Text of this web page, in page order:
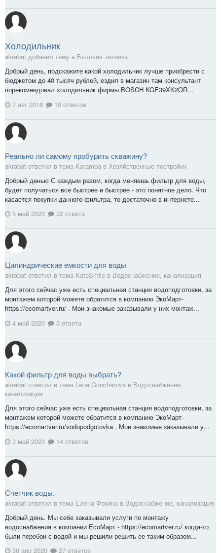
Холодильник
akrabat добавил тему в Бытовая техника
Добрый день, подскажите какой холодильник лучше приобрести с
бюджетом до 40 тысяч рублей, ездил в магазин там консультант
порекомендовал холодильник фирмы BOSCH KGE39XK2OR...
7 авг 2018
10 ответов
Реально ли самому пробурить скважину?
akrabat ответил в тема Karamba в Хозяйственные постройки
Добрый денью С каждым разом, когда меняешь фильтр для воды,
будет получаться все быстрее и быстрее - это понятное дело. Что
касается покупки данного фильтра, то достаточно в интернете...
5 май 2020
22 ответа
Цилиндрические емкости для воды
akrabat ответил в тема KateSmile в Водоснабжение, канализация
Для этого сейчас уже есть специальная станция водоподготовки, за
монтажем которой можете обратится в компанию ЭкоМарт-
https://ecomartver.ru/ . Мои знакомые заказывали у них монтаж...
4 май 2020
3 ответа
Какой фильтр для воды выбрать?
akrabat ответил в тема Lena Goncharova в Водоснабжение,
канализация
Для этого сейчас уже есть специальная станция водоподготовки, за
монтажем которой можете обратится в компанию ЭкоМарт-
https://ecomartver.ru/vodopodgotovka . Мои знакомые заказывали у...
3 май 2020
14 ответов
Счетчик воды.
akrabat ответил в тема Елена Фокина в Водоснабжение, канализация
Добрый день. Мы себе заказывали услуги по монтажу
водоснабжения в компании EcoМарт - https://ecomartver.ru/ когда-то
были перебои с водой и мы решили решить ее таким образом...
30 апр 2020
27 ответов